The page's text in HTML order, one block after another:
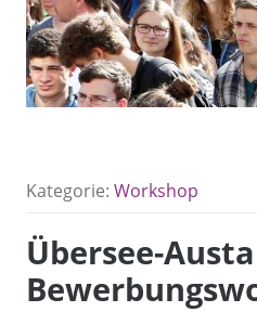
Kategorie: Workshop
Übersee-